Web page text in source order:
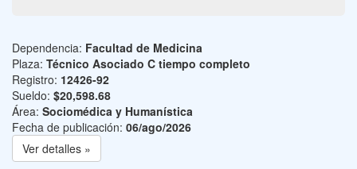
Dependencia: Facultad de Medicina
Plaza: Técnico Asociado C tiempo completo
Registro: 12426-92
Sueldo: $20,598.68
Área: Sociomédica y Humanística
Fecha de publicación: 06/ago/2026
Ver detalles »